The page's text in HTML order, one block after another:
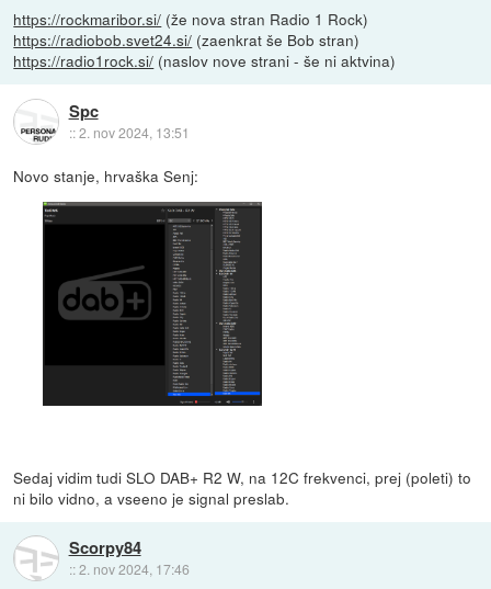
https://rockmaribor.si/ (že nova stran Radio 1 Rock)
https://radiobob.svet24.si/ (zaenkrat še Bob stran)
https://radio1rock.si/ (naslov nove strani - še ni aktvina)
Spc
::2. nov 2024, 13:51
Novo stanje, hrvaška Senj:
Sedaj vidim tudi SLO DAB+ R2 W, na 12C frekvenci, prej (poleti) to
ni bilo vidno, a vseeno je signal preslab.
Scorpy84
::2. nov 2024, 17:46